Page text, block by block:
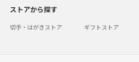
ストアから探す
切手・はがきストア ギフトストア